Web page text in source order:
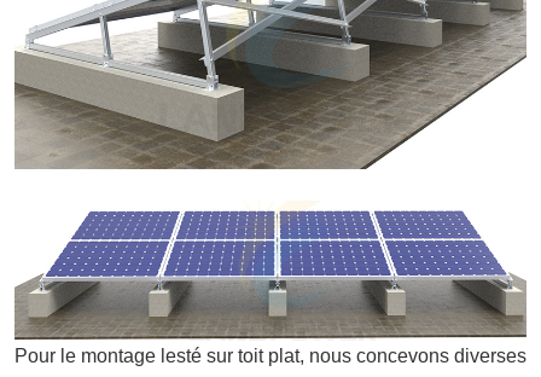
Pour le montage lesté sur toit plat, nous concevons diverses